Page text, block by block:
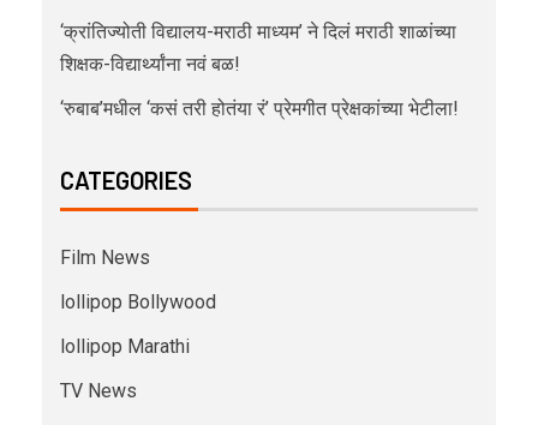
‘क्रांतिज्योती विद्यालय-मराठी माध्यम’ ने दिलं मराठी शाळांच्या
शिक्षक-विद्यार्थ्यांना नवं बळ!
‘रुबाब’मधील ‘कसं तरी होतंया रं’ प्रेमगीत प्रेक्षकांच्या भेटीला!
CATEGORIES
Film News
lollipop Bollywood
lollipop Marathi
TV News